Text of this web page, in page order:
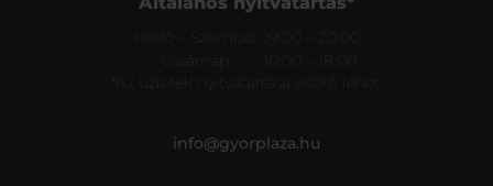
*Az üzletek nyitvatartása eltérő lehet.
info@gyorplaza.hu